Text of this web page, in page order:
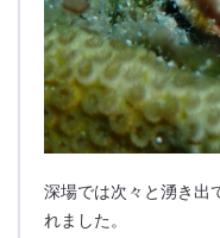
深場では次々と湧き出
れました。